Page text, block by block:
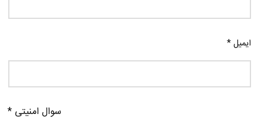
ایمیل*
سوال امنیتی *